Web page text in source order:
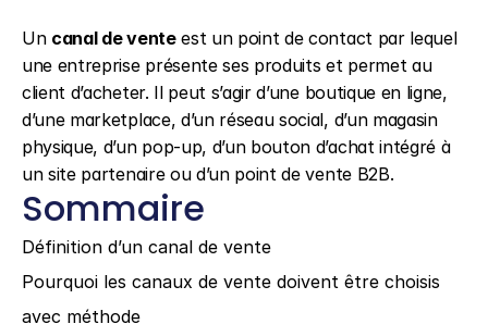
Un canal de vente est un point de contact par lequel
une entreprise présente ses produits et permet au
client d’acheter. Il peut s’agir d’une boutique en ligne,
d’une marketplace, d’un réseau social, d’un magasin
physique, d’un pop-up, d’un bouton d’achat intégré à
un site partenaire ou d’un point de vente B2B.
Sommaire
Définition d’un canal de vente
Pourquoi les canaux de vente doivent être choisis
avec méthode